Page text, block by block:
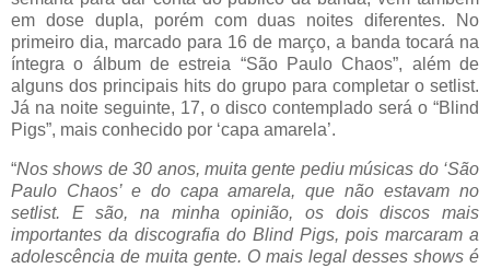
em dose dupla, porém com duas noites diferentes. No
primeiro dia, marcado para 16 de março, a banda tocará na
íntegra o álbum de estreia “São Paulo Chaos”, além de
alguns dos principais hits do grupo para completar o setlist.
Já na noite seguinte, 17, o disco contemplado será o “Blind
Pigs”, mais conhecido por ‘capa amarela’.
“Nos shows de 30 anos, muita gente pediu músicas do ‘São
Paulo Chaos’ e do capa amarela, que não estavam no
setlist. E são, na minha opinião, os dois discos mais
importantes da discografia do Blind Pigs, pois marcaram a
adolescência de muita gente. O mais legal desses shows é